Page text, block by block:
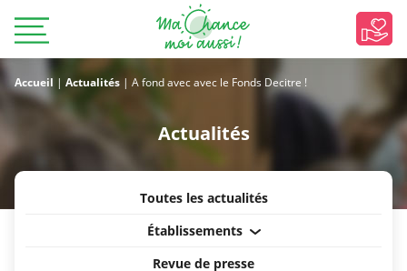
Accueil | Actualités | A fond avec avec le Fonds Decitre !
Actualités
Toutes les actualités
Établissements
Revue de presse